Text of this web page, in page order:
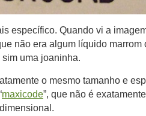
específico. Quando vi a
não era algum líquido marrom
uma joaninha.
o mesmo tamanho e
maxicode”, que não é